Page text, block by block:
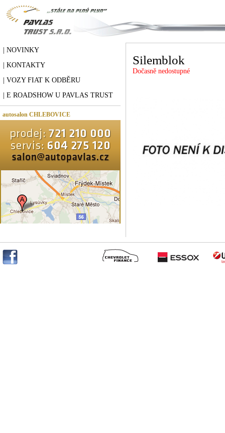
| NOVINKY
| KONTAKTY
| VOZY FIAT K ODBĚRU
| E ROADSHOW U PAVLAS TRUST
autosalon CHLEBOVICE
Silemblok
Dočasně nedostupné